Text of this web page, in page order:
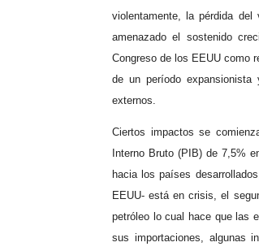
violentamente, la pérdida
amenazado el sostenido
Congreso de los EEUU como
de un período expansionista
externos.
Ciertos impactos se
Interno Bruto (PIB) de 7,5%
hacia los países
EEUU- está en crisis, el
petróleo lo cual hace que las
sus importaciones, algunas